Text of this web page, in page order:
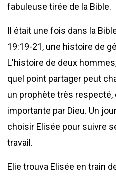
fabuleuse tirée de la Bible.
Il était une fois dans la
19:19-21, une histoire de
L'histoire de deux
quel point partager peut
un prophète très
importante par Dieu. Un
choisir Elisée pour suivre
travail.
Elie trouva Elisée en train